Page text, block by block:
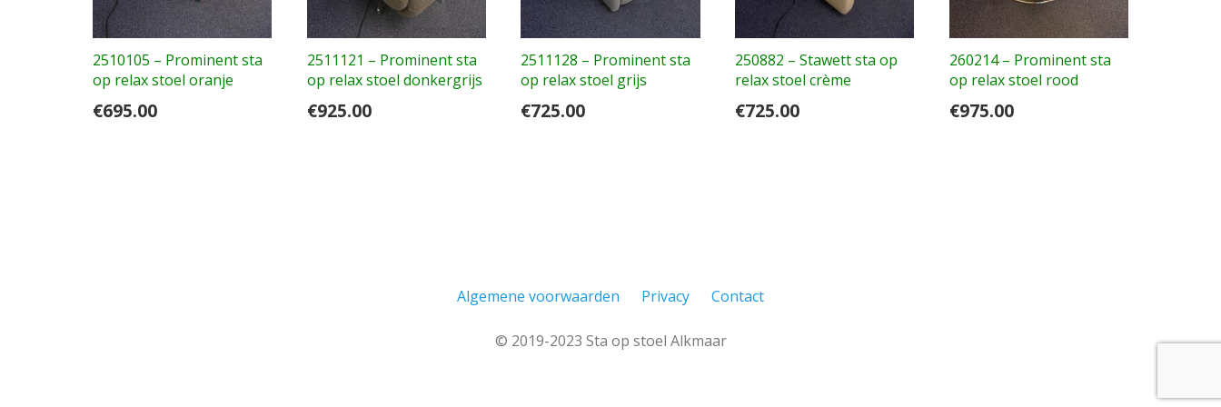
2510105 – Prominent sta
op relax stoel oranje
€695.00
2511121 – Prominent sta
op relax stoel donkergrijs
€925.00
2511128 – Prominent sta
op relax stoel grijs
€725.00
250882 – Stawett sta op
relax stoel crème
€725.00
260214 – Prominent sta
op relax stoel rood
€975.00
Algemene voorwaarden Privacy Contact
© 2019-2023 Sta op stoel Alkmaar